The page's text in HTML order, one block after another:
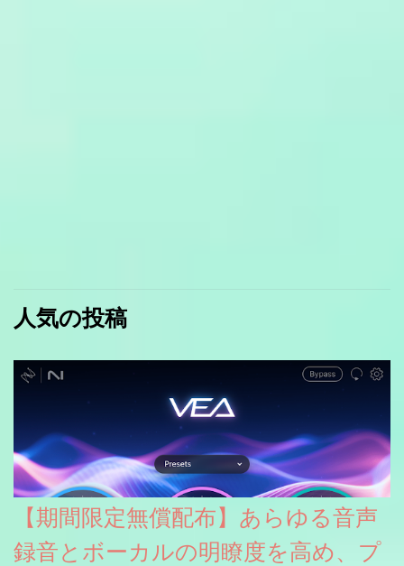
人気の投稿
【期間限定無償配布】あらゆる音声
録音とボーカルの明瞭度を高め、プ